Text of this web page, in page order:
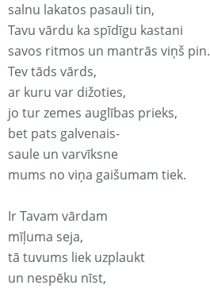
salnu lakatos pasauli tin,
Tavu vārdu ka spīdīgu kastani
savos ritmos un mantrās viņš pin.
Tev tāds vārds,
ar kuru var dižoties,
jo tur zemes auglības prieks,
bet pats galvenais-
saule un varvīksne
mums no viņa gaišumam tiek.
Ir Tavam vārdam
mīļuma seja,
tā tuvums liek uzplaukt
un nespēku nīst,